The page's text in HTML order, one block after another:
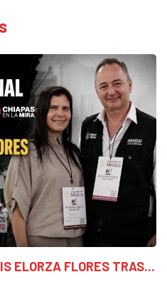
ELORZA FLORES TRAS...